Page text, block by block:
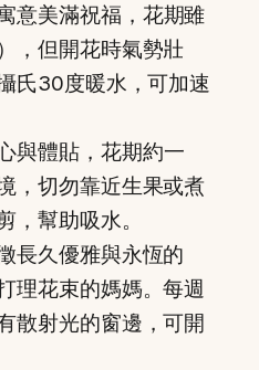
意美滿祝福，花期雖
，但開花時氣勢壯
氏30度暖水，可加速
與體貼，花期約一
，切勿靠近生果或煮
，幫助吸水。
長久優雅與永恆的
理花束的媽媽。每週
散射光的窗邊，可開